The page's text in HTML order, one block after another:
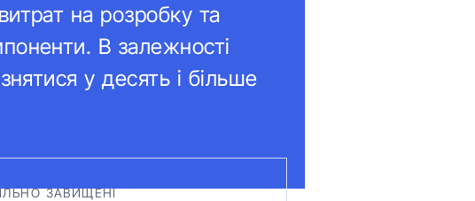
на розробку та
В залежності
у десять і більше
ЗАВИЩЕНІ